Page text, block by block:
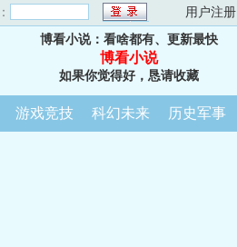
用户注册
博看小说：看啥都有、更新最快
博看小说
如果你觉得好，恳请收藏
游戏竞技 科幻未来 历史军事